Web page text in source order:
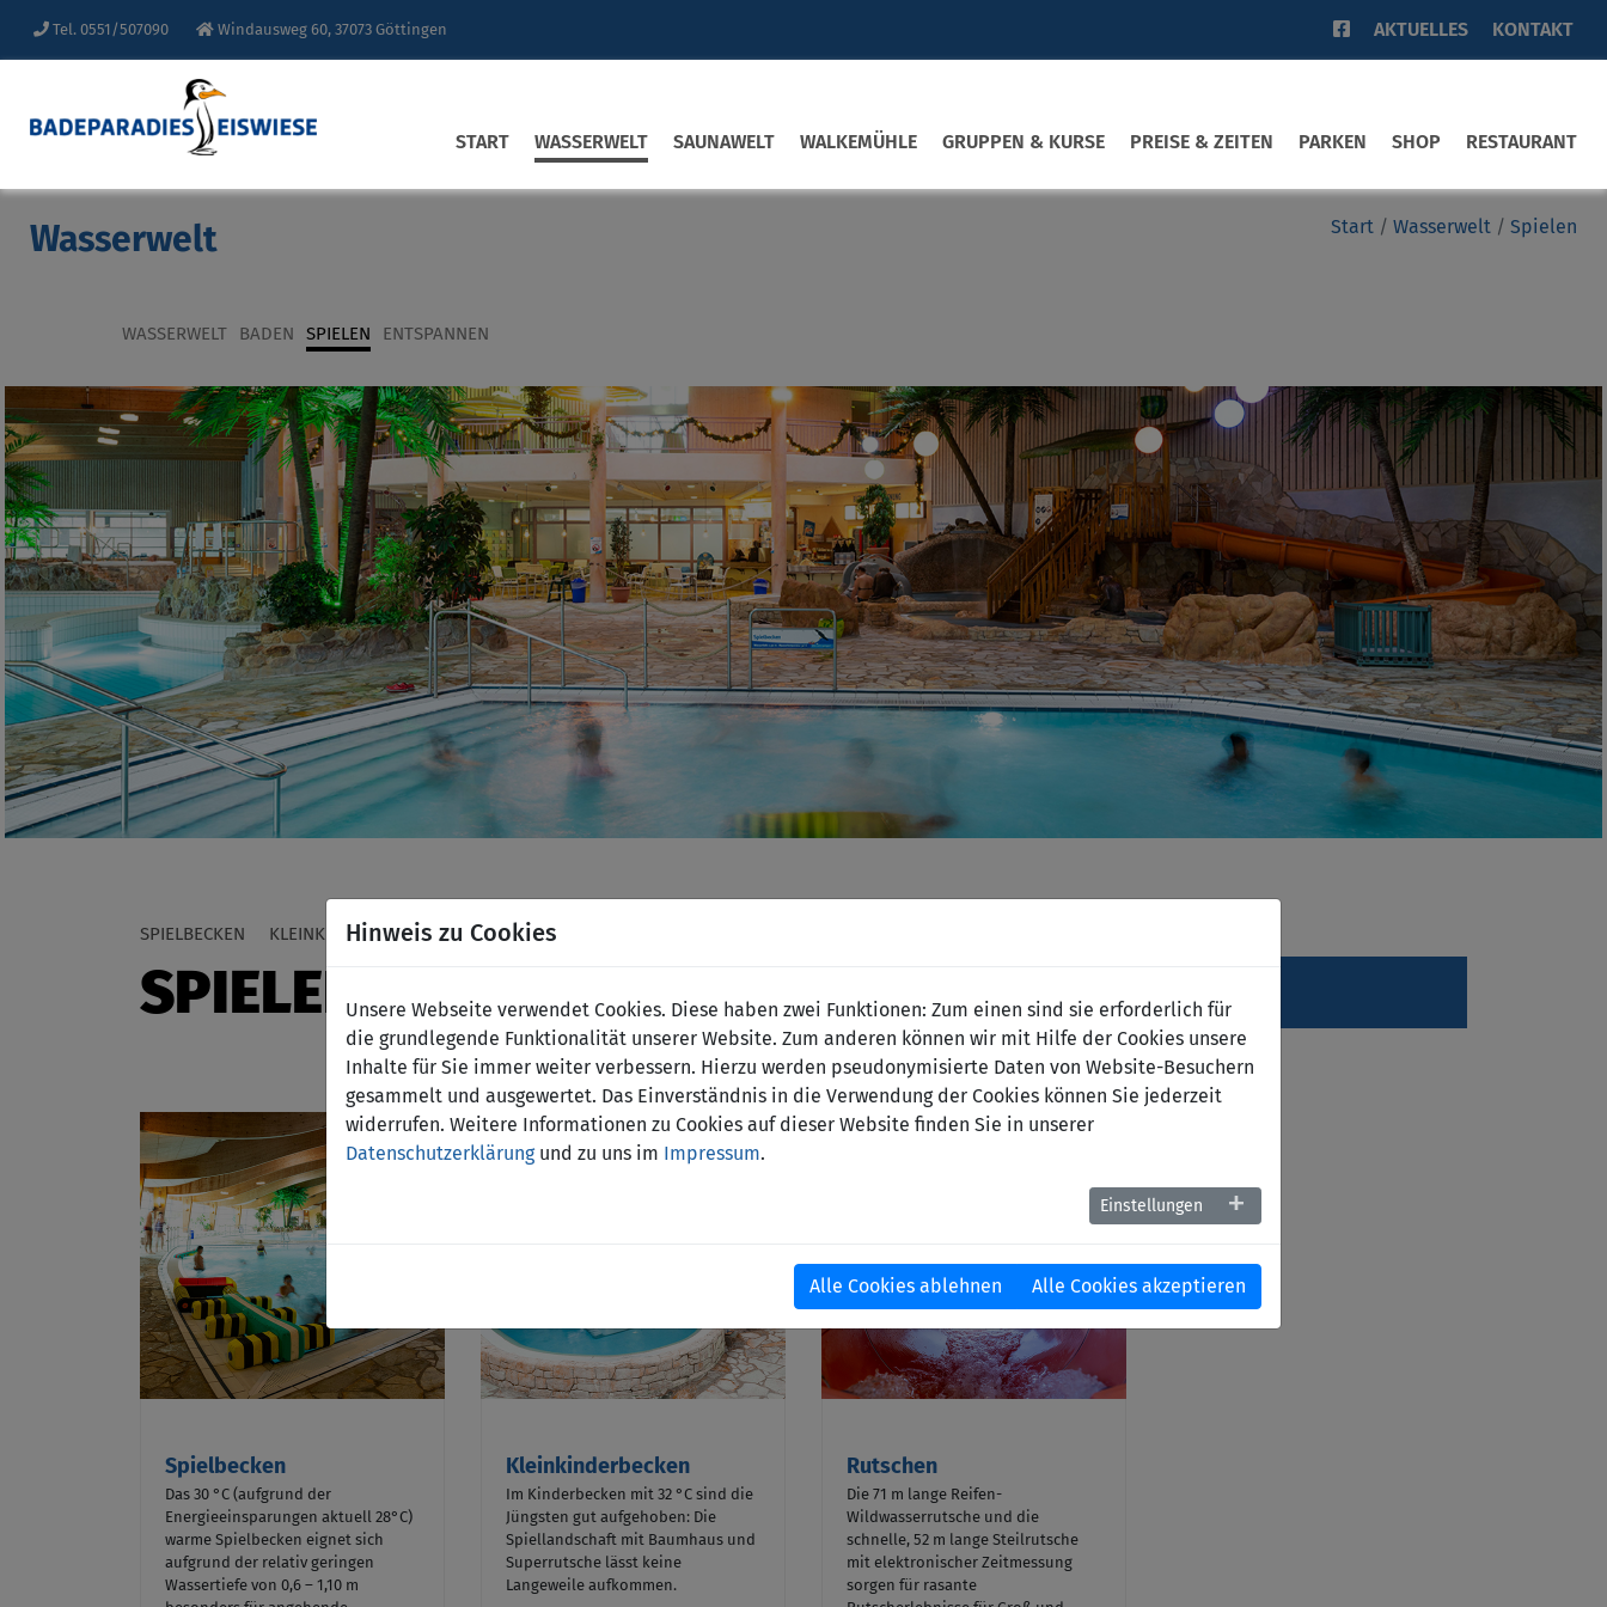
Tel. 0551/507090 Windausweg 60, 37073 Göttingen AKTUELLES KONTAKT
START WASSERWELT SAUNAWELT WALKEMÜHLE GRUPPEN & KURSE PREISE & ZEITEN PARKEN SHOP RESTAURANT
Wasserwelt Start Wasserwelt Spielen
WASSERWELT BADEN SPIELEN ENTSPANNEN
SPIELBECKEN KLEINKINDERBECKEN RUTSCHEN
SPIELEN
Spielbecken
Das 30 °C (aufgrund der
Energieeinsparungen aktuell 28°C)
warme Spielbecken eignet sich
aufgrund der relativ geringen
Wassertiefe von 0,6 – 1,10 m
Kleinkinderbecken
Im Kinderbecken mit 32 °C sind die
Jüngsten gut aufgehoben: Die
Spiellandschaft mit Baumhaus und
Superrutsche lässt keine
Langeweile aufkommen.
Rutschen
Die 71 m lange Reifen-
Wildwasserrutsche und die
schnelle, 52 m lange Steilrutsche
mit elektronischer Zeitmessung
sorgen für rasante
Hinweis zu Cookies
Unsere Webseite verwendet Cookies. Diese haben zwei Funktionen: Zum einen sind sie erforderlich für
die grundlegende Funktionalität unserer Website. Zum anderen können wir mit Hilfe der Cookies unsere
Inhalte für Sie immer weiter verbessern. Hierzu werden pseudonymisierte Daten von Website-Besuchern
gesammelt und ausgewertet. Das Einverständnis in die Verwendung der Cookies können Sie jederzeit
widerrufen. Weitere Informationen zu Cookies auf dieser Website finden Sie in unserer
Datenschutzerklärungund zu uns im Impressum.
Einstellungen
Alle Cookies ablehnen Alle Cookies akzeptieren